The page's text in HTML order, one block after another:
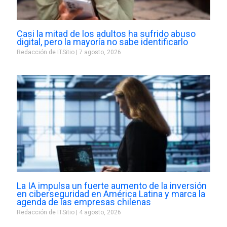
Casi la mitad de los adultos ha sufrido abuso
digital, pero la mayoría no sabe identificarlo
Redacción de ITSitio 7 agosto, 2026
La IA impulsa un fuerte aumento de la inversión
en ciberseguridad en América Latina y marca la
agenda de las empresas chilenas
Redacción de ITSitio 4 agosto, 2026